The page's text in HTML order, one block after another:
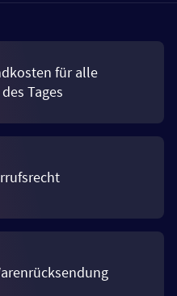
für alle
Tages